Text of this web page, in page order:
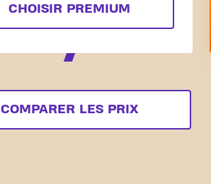
CHOISIR PREMIUM
COMPARER LES PRIX